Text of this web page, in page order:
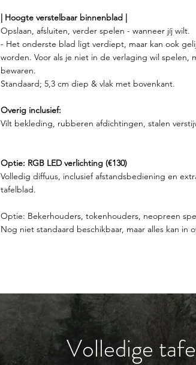
| Hoogte verstelbaar binnenblad |
Opslaan, afsluiten, verder spelen - wanneer jíj wilt.
- Het onderste blad ligt verdiept, maar kan ook
worden. Voor als je niet in de verlaging wil spelen,
bewaren.
Standaard; 5,3 cm diep & vlak met bovenkant.
Overig inclusief:
Vilt bekleding, rubberen afdichtingen, stalen
Optie: RGB LED verlichting (€130)
Volledig diffuus, inclusief afstandsbediening en
tafelblad.
Optie: Bekerhouders, tokenhouders​, neopreen
Nog niet standaard beschikbaar, maar alles kan in
Volledige